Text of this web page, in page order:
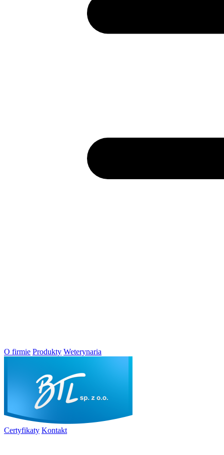
O firmie Produkty Weterynaria
Certyfikaty Kontakt